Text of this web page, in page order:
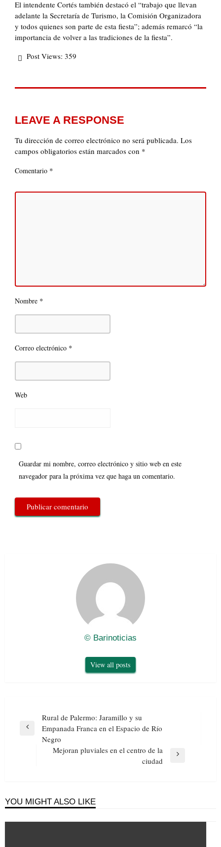
El intendente Cortés también destacó el “trabajo que llevan
adelante la Secretaría de Turismo, la Comisión Organizadora
y todos quienes son parte de esta fiesta”; además remarcó “la
importancia de volver a las tradiciones de la fiesta”.
Post Views: 359
LEAVE A RESPONSE
Tu dirección de correo electrónico no será publicada. Los
campos obligatorios están marcados con *
Comentario *
Nombre *
Correo electrónico *
Web
Guardar mi nombre, correo electrónico y sitio web en este
navegador para la próxima vez que haga un comentario.
© Barinoticias
View all posts
Navegación
de
entradas
Previous
Rural de Palermo: Jaramillo y su
Empanada Franca en el Espacio de Río
Negro
Mejoran pluviales en el centro de la
ciudad
YOU MIGHT ALSO LIKE